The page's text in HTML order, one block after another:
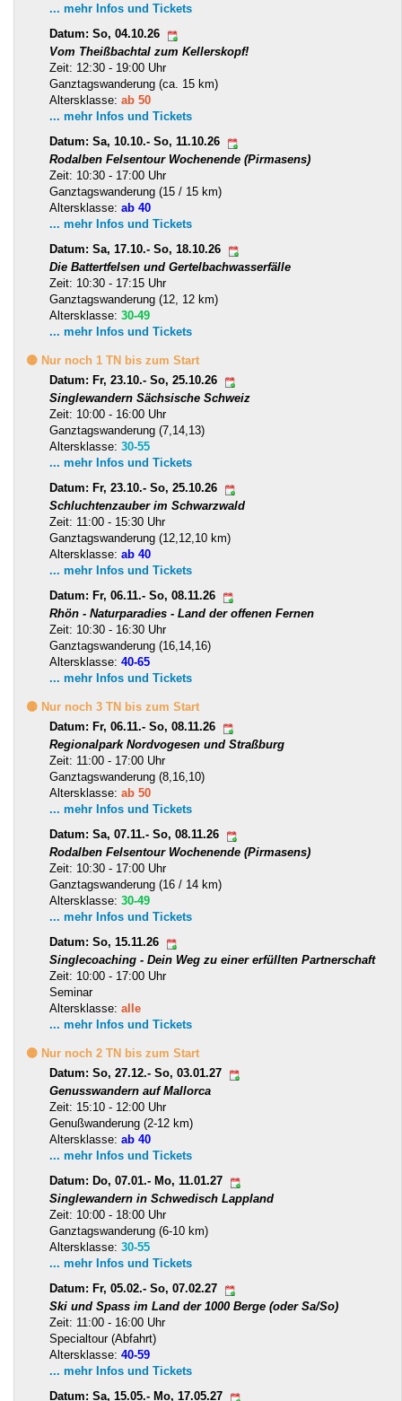
... mehr Infos und Tickets
Datum: So, 04.10.26
Vom Theißbachtal zum Kellerskopf!
Zeit: 12:30 - 19:00 Uhr
Ganztagswanderung (ca. 15 km)
Altersklasse: ab 50
... mehr Infos und Tickets
Datum: Sa, 10.10.- So, 11.10.26
Rodalben Felsentour Wochenende (Pirmasens)
Zeit: 10:30 - 17:00 Uhr
Ganztagswanderung (15 / 15 km)
Altersklasse: ab 40
... mehr Infos und Tickets
Datum: Sa, 17.10.- So, 18.10.26
Die Battertfelsen und Gertelbachwasserfälle
Zeit: 10:30 - 17:15 Uhr
Ganztagswanderung (12, 12 km)
Altersklasse: 30-49
... mehr Infos und Tickets
🟡 Nur noch 1 TN bis zum Start
Datum: Fr, 23.10.- So, 25.10.26
Singlewandern Sächsische Schweiz
Zeit: 10:00 - 16:00 Uhr
Ganztagswanderung (7,14,13)
Altersklasse: 30-55
... mehr Infos und Tickets
Datum: Fr, 23.10.- So, 25.10.26
Schluchtenzauber im Schwarzwald
Zeit: 11:00 - 15:30 Uhr
Ganztagswanderung (12,12,10 km)
Altersklasse: ab 40
... mehr Infos und Tickets
Datum: Fr, 06.11.- So, 08.11.26
Rhön - Naturparadies - Land der offenen Fernen
Zeit: 10:30 - 16:30 Uhr
Ganztagswanderung (16,14,16)
Altersklasse: 40-65
... mehr Infos und Tickets
🟡 Nur noch 3 TN bis zum Start
Datum: Fr, 06.11.- So, 08.11.26
Regionalpark Nordvogesen und Straßburg
Zeit: 11:00 - 17:00 Uhr
Ganztagswanderung (8,16,10)
Altersklasse: ab 50
... mehr Infos und Tickets
Datum: Sa, 07.11.- So, 08.11.26
Rodalben Felsentour Wochenende (Pirmasens)
Zeit: 10:30 - 17:00 Uhr
Ganztagswanderung (16 / 14 km)
Altersklasse: 30-49
... mehr Infos und Tickets
Datum: So, 15.11.26
Singlecoaching - Dein Weg zu einer erfüllten Partnerschaft
Zeit: 10:00 - 17:00 Uhr
Seminar
Altersklasse: alle
... mehr Infos und Tickets
🟡 Nur noch 2 TN bis zum Start
Datum: So, 27.12.- So, 03.01.27
Genusswandern auf Mallorca
Zeit: 15:10 - 12:00 Uhr
Genußwanderung (2-12 km)
Altersklasse: ab 40
... mehr Infos und Tickets
Datum: Do, 07.01.- Mo, 11.01.27
Singlewandern in Schwedisch Lappland
Zeit: 10:00 - 18:00 Uhr
Ganztagswanderung (6-10 km)
Altersklasse: 30-55
... mehr Infos und Tickets
Datum: Fr, 05.02.- So, 07.02.27
Ski und Spass im Land der 1000 Berge (oder Sa/So)
Zeit: 11:00 - 16:00 Uhr
Specialtour (Abfahrt)
Altersklasse: 40-59
... mehr Infos und Tickets
Datum: Sa, 15.05.- Mo, 17.05.27